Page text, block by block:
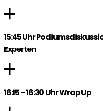
15:45 Uhr
Experten
16:15 – 16:30 Uhr Wrap Up